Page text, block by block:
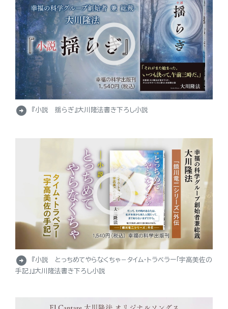
arrow_circle_right 『小説 揺らぎ』大川隆法書き下ろし小説
arrow_circle_right
『小説 とっちめてやらなくちゃ－タイム・トラベラー「宇高美佐の
手記」』大川隆法書き下ろし小説